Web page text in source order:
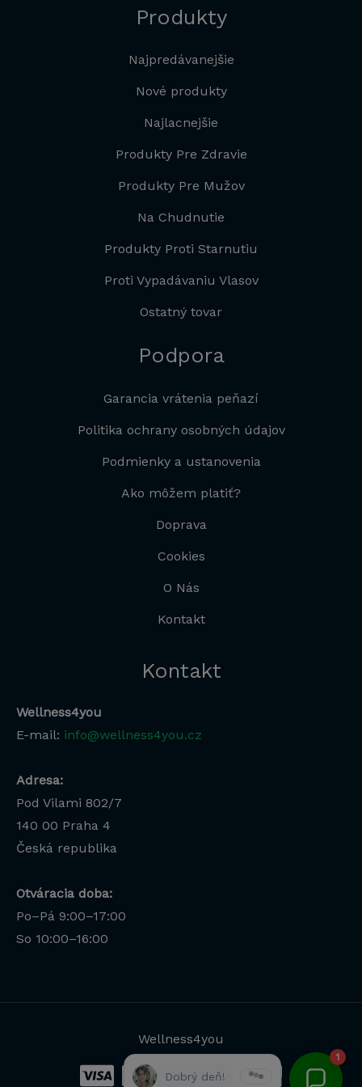
Produkty
Najpredávanejšie
Nové produkty
Najlacnejšie
Produkty Pre Zdravie
Produkty Pre Mužov
Na Chudnutie
Produkty Proti Starnutiu
Proti Vypadávaniu Vlasov
Ostatný tovar
Podpora
Garancia vrátenia peňazí
Politika ochrany osobných údajov
Podmienky a ustanovenia
Ako môžem platiť?
Doprava
Cookies
O Nás
Kontakt
Kontakt
Wellness4you
E-mail: info@wellness4you.cz
Adresa:
Pod Vilami 802/7
140 00 Praha 4
Česká republika
Otváracia doba:
Po–Pá 9:00–17:00
So 10:00–16:00
Wellness4you
1
Dobrý deň!
Lucia